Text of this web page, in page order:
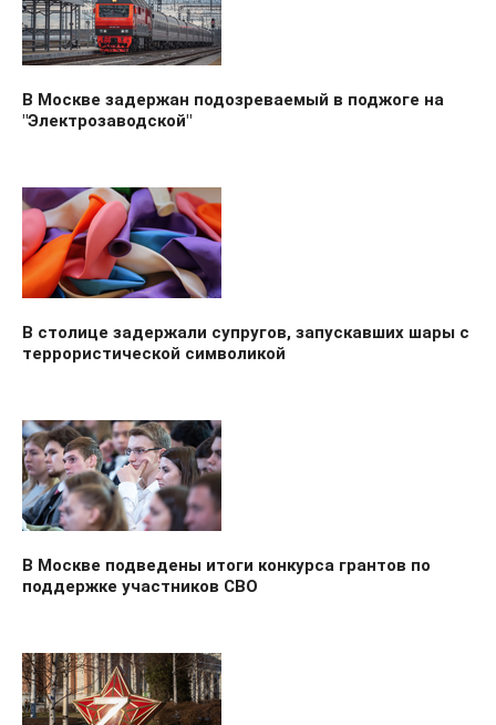
В Москве задержан подозреваемый в поджоге на
"Электрозаводской"
В столице задержали супругов, запускавших шары с
террористической символикой
В Москве подведены итоги конкурса грантов по
поддержке участников СВО